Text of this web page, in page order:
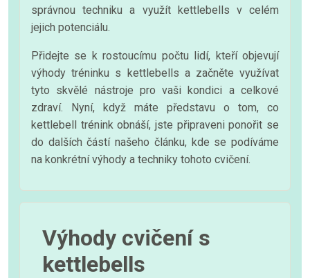
správnou techniku a využít kettlebells v celém
jejich potenciálu.
Přidejte se k rostoucímu počtu lidí, kteří objevují
výhody tréninku s kettlebells a začněte využívat
tyto skvělé nástroje pro vaši kondici a celkové
zdraví. Nyní, když máte představu o tom, co
kettlebell trénink obnáší, jste připraveni ponořit se
do dalších částí našeho článku, kde se podíváme
na konkrétní výhody a techniky tohoto cvičení.
Výhody cvičení s
kettlebells